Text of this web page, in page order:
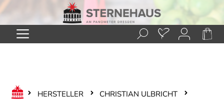
Zum Hauptinhalt springen
HERSTELLER CHRISTIAN ULBRICHT